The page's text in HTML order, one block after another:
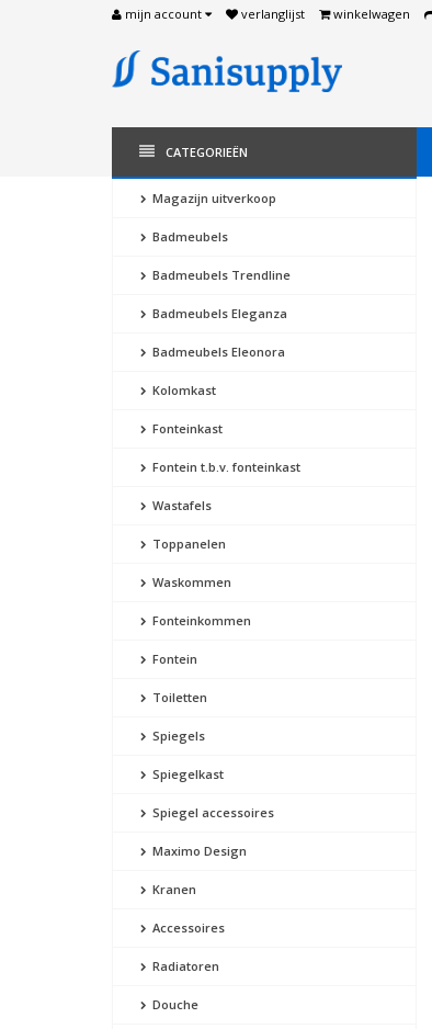
mijn account verlanglijst winkelwagen
CATEGORIEËN
Magazijn uitverkoop
Badmeubels
Badmeubels Trendline
Badmeubels Eleganza
Badmeubels Eleonora
Kolomkast
Fonteinkast
Fontein t.b.v. fonteinkast
Wastafels
Toppanelen
Waskommen
Fonteinkommen
Fontein
Toiletten
Spiegels
Spiegelkast
Spiegel accessoires
Maximo Design
Kranen
Accessoires
Radiatoren
Douche